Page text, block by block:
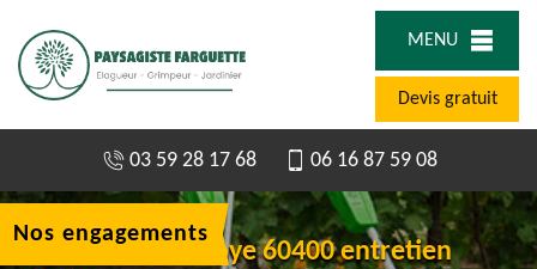
MENU
Devis gratuit
03 59 28 17 68 06 16 87 59 08
Jardinier à Larbroye 60400 entretien
Nos engagements